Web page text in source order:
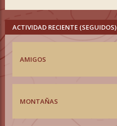
ACTIVIDAD RECIENTE (SEGUIDOS)
AMIGOS
MONTAÑAS